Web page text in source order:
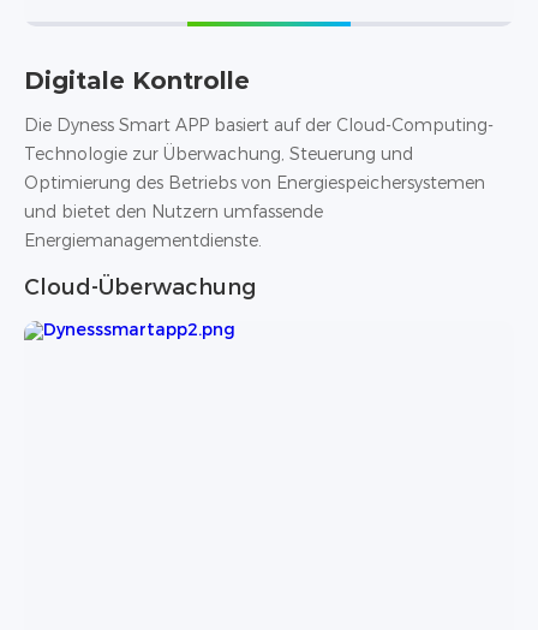
Digitale Kontrolle
Die Dyness Smart APP basiert auf der Cloud-Computing-
Technologie zur Überwachung, Steuerung und
Optimierung des Betriebs von Energiespeichersystemen
und bietet den Nutzern umfassende
Energiemanagementdienste.
Cloud-Überwachung